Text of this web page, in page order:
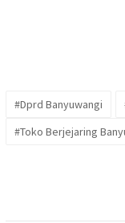
#Dprd Banyuwangi
#Toko Berjejaring